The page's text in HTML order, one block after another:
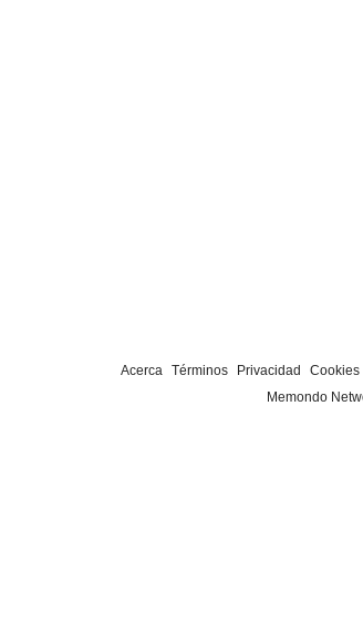
Acerca Términos Privacidad Cookies
Memondo